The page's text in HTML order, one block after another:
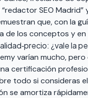
SEO Madrid”
que, con la
de los conceptos y
¿vale la
varían mucho,
certificación
todo si consideras
se amortiza